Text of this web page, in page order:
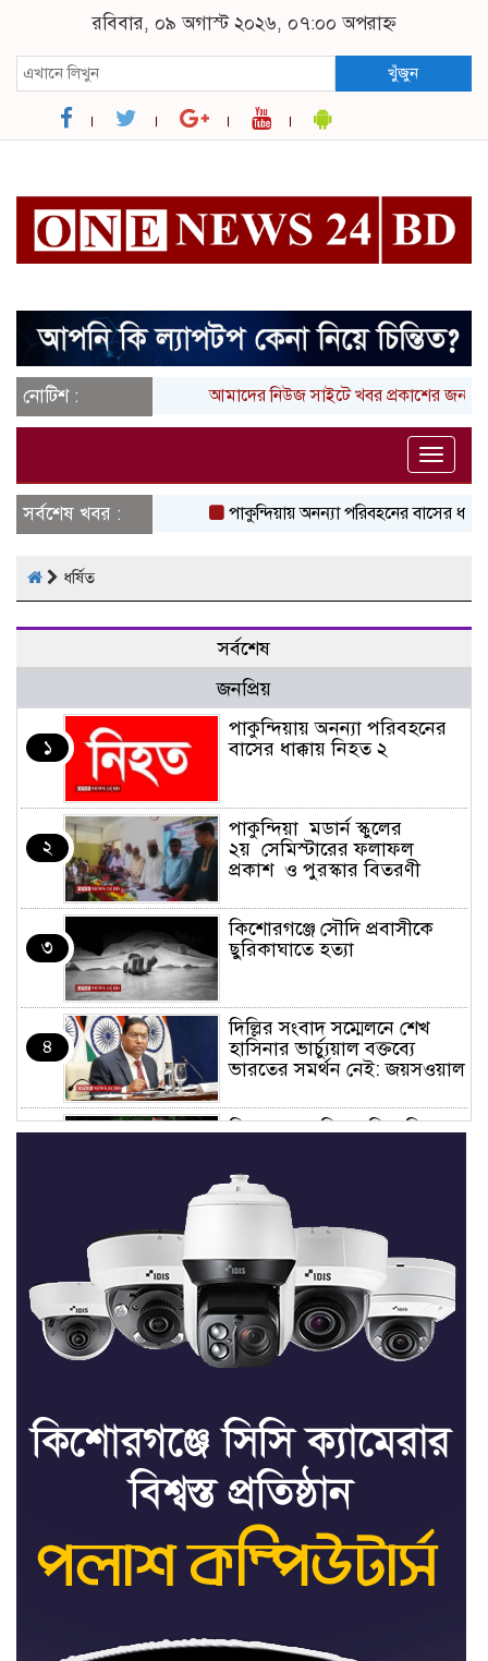
রবিবার, ০৯ অগাস্ট ২০২৬, ০৭:০০ অপরাহ্ন
খুঁজুন
নোটিশ : আমাদের নিউজ সাইটে খবর প্রকাশের
Toggle
সর্বশেষ খবর :
পাকুন্দিয়ায় অনন্যা পরিবহনের বাসের
ধর্ষিত
সর্বশেষ
জনপ্রিয়
১
পাকুন্দিয়ায় অনন্যা পরিবহনের
বাসের ধাক্কায় নিহত ২
২
পাকুন্দিয়া মডার্ন স্কুলের
২য় সেমিস্টারের ফলাফল
প্রকাশ ও পুরস্কার বিতরণী
৩
কিশোরগঞ্জে সৌদি প্রবাসীকে
ছুরিকাঘাতে হত্যা
৪
দিল্লির সংবাদ সম্মেলনে শেখ
হাসিনার ভার্চ্যুয়াল বক্তব্যে
ভারতের সমর্থন নেই: জয়সওয়াল
কিশোরগঞ্জে নিজস্ব ফিসারির
সদস্যের মৃত্যু
সভাপতি ফাহিম, সম্পাদক
ফয়সাল: তাড়াইলে ছাত্র অধিকার
পরিষদের আংশিক কমিটি
অনুমোদন
৭
তাড়াইলে যুবদলের কেন্দ্রীয় সহ-
সাধারণ সম্পাদক সবুজকে
৮
৪ মন্ত্রণালয়ে নতুন সচিব নিয়োগ,
২ জনের পদোন্নতি
৯
শেখ হাসিনার সঙ্গে পালানোর
ফ্লাইট কীভাবে মিস করেছিলেন
সালমান এফ রহমান